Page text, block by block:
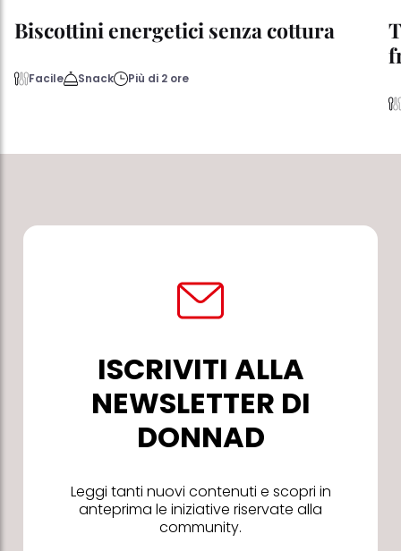
Biscottini energetici senza cottura
Facile Snack Più di 2 ore
ISCRIVITI ALLA
NEWSLETTER DI
DONNAD
Leggi tanti nuovi contenuti e scopri in
anteprima le iniziative riservate alla
community.